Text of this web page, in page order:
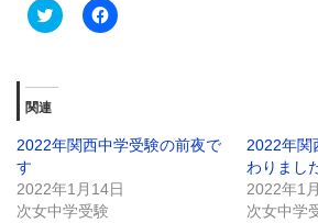
Click
to
(新
ィ
ン
ウ
で
開
Facebook
で
リ
ッ
し
て
関連
2022年関西中学受験の前夜で
す
2022年1月14日
次女中学受験
2022年関
わりまし
2022年1
次女中学